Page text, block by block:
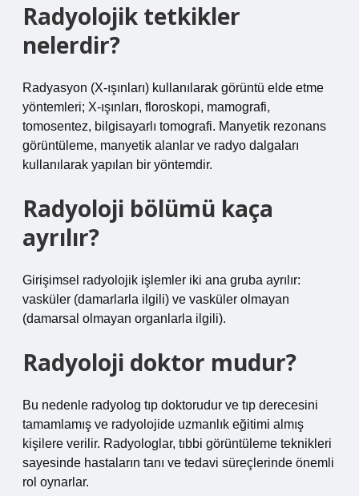
Radyolojik tetkikler
nelerdir?
Radyasyon (X-ışınları) kullanılarak görüntü elde etme
yöntemleri; X-ışınları, floroskopi, mamografi,
tomosentez, bilgisayarlı tomografi. Manyetik rezonans
görüntüleme, manyetik alanlar ve radyo dalgaları
kullanılarak yapılan bir yöntemdir.
Radyoloji bölümü kaça
ayrılır?
Girişimsel radyolojik işlemler iki ana gruba ayrılır:
vasküler (damarlarla ilgili) ve vasküler olmayan
(damarsal olmayan organlarla ilgili).
Radyoloji doktor mudur?
Bu nedenle radyolog tıp doktorudur ve tıp derecesini
tamamlamış ve radyolojide uzmanlık eğitimi almış
kişilere verilir. Radyologlar, tıbbi görüntüleme teknikleri
sayesinde hastaların tanı ve tedavi süreçlerinde önemli
rol oynarlar.